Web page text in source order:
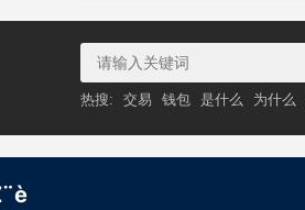
热搜: 交易 钱包 是什么 为什么